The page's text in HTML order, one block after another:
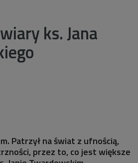
ks. Jana
Patrzył na świat z ufnością,
przez to, co jest większe